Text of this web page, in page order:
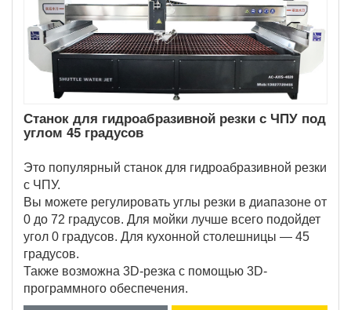
Станок для гидроабразивной резки с ЧПУ под
углом 45 градусов
Это популярный станок для гидроабразивной резки
с ЧПУ.
Вы можете регулировать углы резки в диапазоне от
0 до 72 градусов. Для мойки лучше всего подойдет
угол 0 градусов. Для кухонной столешницы — 45
градусов.
Также возможна 3D-резка с помощью 3D-
программного обеспечения.